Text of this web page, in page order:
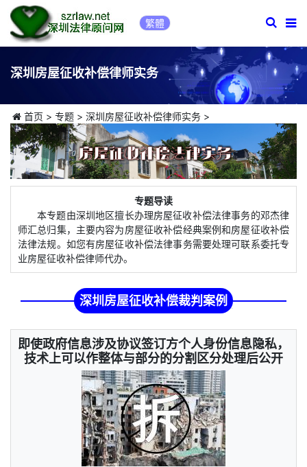
繁體
深圳房屋征收补偿律师实务
首页 > 专题> 深圳房屋征收补偿律师实务>
专题导读
本专题由深圳地区擅长办理房屋征收补偿法律事务的邓杰律
师汇总归集，主要内容为房屋征收补偿经典案例和房屋征收补偿
法律法规。如您有房屋征收补偿法律事务需要处理可联系委托专
业房屋征收补偿律师代办。
深圳房屋征收补偿裁判案例
即使政府信息涉及协议签订方个人身份信息隐私，
技术上可以作整体与部分的分割区分处理后公开